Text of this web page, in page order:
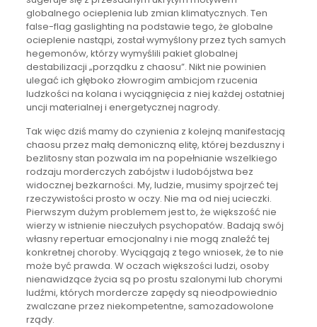
globalnego ocieplenia lub zmian klimatycznych. Ten
false-flag gaslighting na podstawie tego, że globalne
ocieplenie nastąpi, został wymyślony przez tych samych
hegemonów, którzy wymyślili pakiet globalnej
destabilizacji „porządku z chaosu”. Nikt nie powinien
ulegać ich głęboko złowrogim ambicjom rzucenia
ludzkości na kolana i wyciągnięcia z niej każdej ostatniej
uncji materialnej i energetycznej nagrody.
Tak więc dziś mamy do czynienia z kolejną manifestacją
chaosu przez małą demoniczną elitę, której bezduszny i
bezlitosny stan pozwala im na popełnianie wszelkiego
rodzaju morderczych zabójstw i ludobójstwa bez
widocznej bezkarności. My, ludzie, musimy spojrzeć tej
rzeczywistości prosto w oczy. Nie ma od niej ucieczki.
Pierwszym dużym problemem jest to, że większość nie
wierzy w istnienie nieczułych psychopatów. Badają swój
własny repertuar emocjonalny i nie mogą znaleźć tej
konkretnej choroby. Wyciągają z tego wniosek, że to nie
może być prawda. W oczach większości ludzi, osoby
nienawidzące życia są po prostu szalonymi lub chorymi
ludźmi, których mordercze zapędy są nieodpowiednio
zwalczane przez niekompetentne, samozadowolone
rządy.